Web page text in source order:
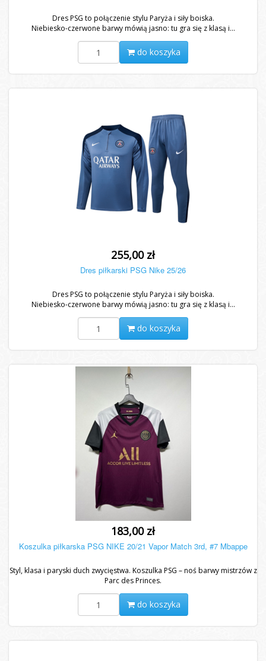
Dres PSG to połączenie stylu Paryża i siły boiska.
Niebiesko-czerwone barwy mówią jasno: tu gra się z klasą i...
do koszyka
255,00 zł
Dres piłkarski PSG Nike 25/26
Dres PSG to połączenie stylu Paryża i siły boiska.
Niebiesko-czerwone barwy mówią jasno: tu gra się z klasą i...
do koszyka
183,00 zł
Koszulka piłkarska PSG NIKE 20/21 Vapor Match 3rd, #7 Mbappe
Styl, klasa i paryski duch zwycięstwa. Koszulka PSG – noś barwy mistrzów z
Parc des Princes.
do koszyka